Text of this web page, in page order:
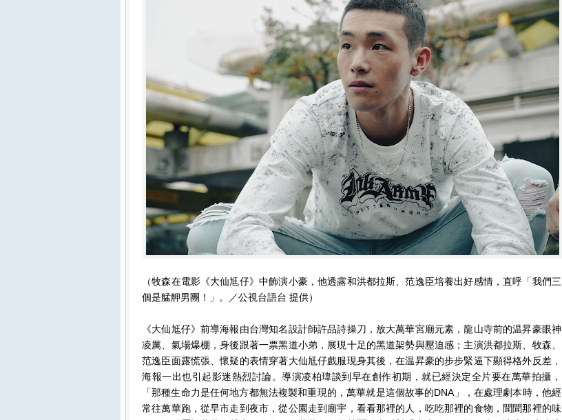
（牧森在電影《大仙尪仔》中飾演小豪，他透露和洪都拉斯、范逸臣培養出好感情，直呼「我們三
個是艋舺男團！」。／公視台語台 提供）
《大仙尪仔》前導海報由台灣知名設計師許品詩操刀，放大萬華宮廟元素，龍山寺前的温昇豪眼神
凌厲、氣場爆棚，身後跟著一票黑道小弟，展現十足的黑道架勢與壓迫感；主演洪都拉斯、牧森、
范逸臣面露慌張、懷疑的表情穿著大仙尪仔戲服現身其後，在温昇豪的步步緊逼下顯得格外反差，
海報一出也引起影迷熱烈討論。導演凌柏瑋談到早在創作初期，就已經決定全片要在萬華拍攝，
「那種生命力是任何地方都無法複製和重現的，萬華就是這個故事的DNA」，在處理劇本時，他經
常往萬華跑，從早市走到夜市，從公園走到廟宇，看看那裡的人，吃吃那裡的食物，聞聞那裡的味